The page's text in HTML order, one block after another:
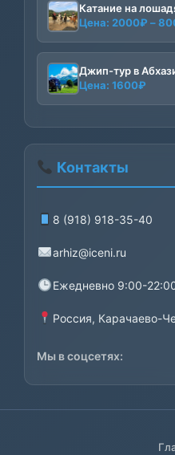
Катание на
Цена: 2000₽ –
Джип-тур в
Цена: 1600₽
Контакты
8 (918) 918-35-40
arhiz@iceni.ru
Ежедневно 9:00-
Россия, Карачаево-
Мы в соцсетях: